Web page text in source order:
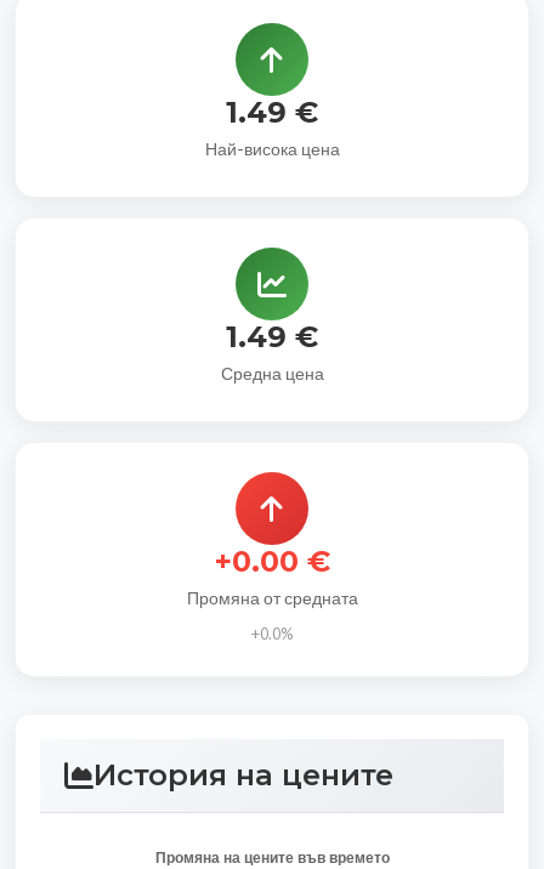
1.49 €
Най-висока цена
1.49 €
Средна цена
+0.00 €
Промяна от средната
+0.0%
История на цените